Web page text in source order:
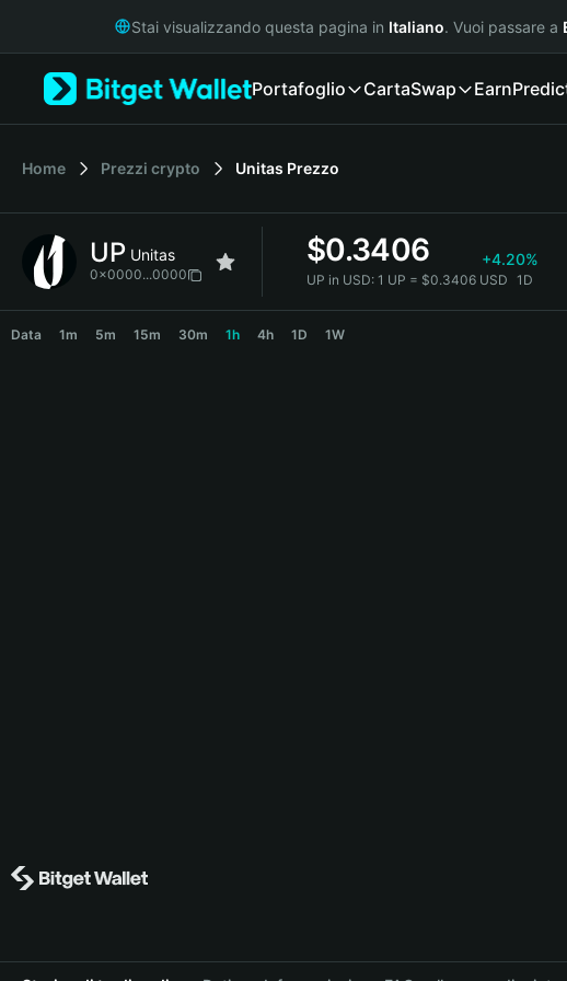
Русский
Italiano
简体中文
繁體中文
Bahasa Indonesia
Stai visualizzando questa pagina in Italiano. Vuoi passare a
Portafoglio CartaSwap Earn
Home Prezzi crypto Unitas Prezzo
UP Unitas
0x0000...0000
$0.3406 +4.20%
UP in USD: 1 UP = $0.3406 USD 1D
Data 1m 5m 15m 30m 1h 4h 1D 1W